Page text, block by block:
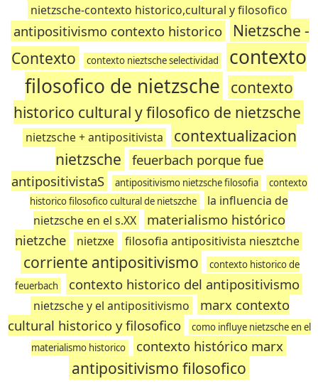
nietzsche-contexto historico,cultural y filosofico
antipositivismo contexto historico
Nietzsche -
Contexto
contexto nieztsche selectividad
contexto
filosofico de nietzsche contexto
historico cultural y filosofico de nietzsche
nietzsche + antipositivista
contextualizacion
nietzsche
feuerbach porque fue
antipositivistaS
antipositivismo nietzsche filosofia
contexto
historico filosofico cultural de nietszche
la influencia de
nietzsche en el s.XX
materialismo histórico
nietzche
nietzxe filosofia antipositivista niesztche
corriente antipositivismo
contexto historico de
feuerbach
contexto historico del antipositivismo
nietzsche y el antipositivismo
marx contexto
cultural historico y filosofico
como influye nietzsche en el
materialismo historico
contexto histórico marx
antipositivismo filosofico